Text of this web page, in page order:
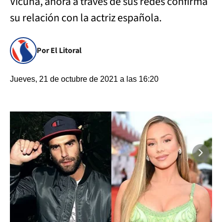
su relación con la actriz española.
Por El Litoral
Jueves, 21 de octubre de 2021 a las 16:20